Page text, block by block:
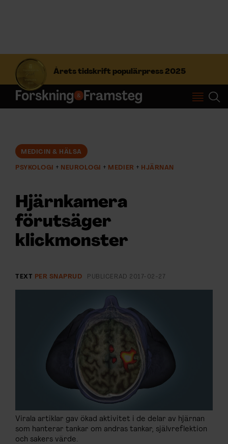
Årets tidskrift populärpress 2025
S
f
t
Prenumerera
ÄMNEN
ARKIV & E-TIDNING
KONTAKTA F&F
SKRIV I F&F
PRENUMERERA PÅ F&F
ANNONSERA I F&F
MEDICIN & HÄLSA
PSYKOLOGI NEUROLOGI MEDIER HJÄRNAN
Hjärnkamera
förutsäger
klickmonster
TEXT PER SNAPRUD PUBLICERAD 2017-02-27
Virala artiklar gav ökad aktivitet i de delar av hjärnan
som hanterar tankar om andras tankar, självreflektion
och sakers värde.